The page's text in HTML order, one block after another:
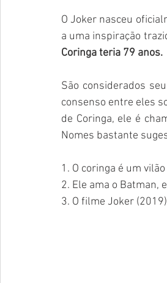
O Joker nasceu
a uma inspiração
Coringa teria 79 anos.
São considerados
consenso entre eles
de Coringa, ele é
Nomes bastante
1. O coringa é um
2. Ele ama o Batman,
3. O filme Joker